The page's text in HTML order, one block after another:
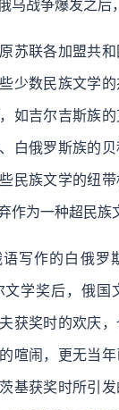
乌战争爆发之后
苏联各加盟共
少数民族文学
如吉尔吉斯族
白俄罗斯族的
民族文学的纽
作为一种超民族
语写作的白俄罗
文学奖后，俄国
获奖时的欢庆
喧闹，更无当
基获奖时所引